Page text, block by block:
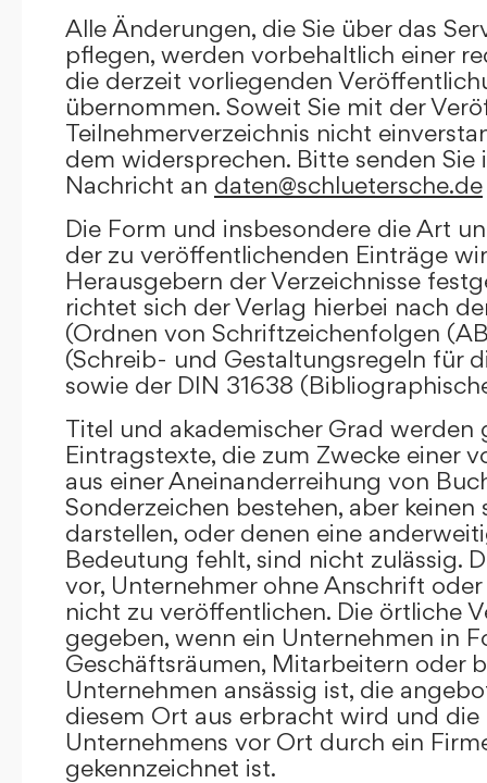
Alle Änderungen, die Sie über das
pflegen, werden vorbehaltlich einer
die derzeit vorliegenden
übernommen. Soweit Sie mit der
Teilnehmerverzeichnis nicht
dem widersprechen. Bitte senden Sie
Nachricht an daten@schluetersche.de
Die Form und insbesondere die Art
der zu veröffentlichenden Einträge
Herausgebern der Verzeichnisse
richtet sich der Verlag hierbei nach
(Ordnen von Schriftzeichenfolgen
(Schreib- und Gestaltungsregeln für
sowie der DIN 31638
Titel und akademischer Grad werden
Eintragstexte, die zum Zwecke einer
aus einer Aneinanderreihung von
Sonderzeichen bestehen, aber keinen
darstellen, oder denen eine
Bedeutung fehlt, sind nicht zulässig.
vor, Unternehmer ohne Anschrift
nicht zu veröffentlichen. Die örtliche
gegeben, wenn ein Unternehmen in
Geschäftsräumen, Mitarbeitern oder
Unternehmen ansässig ist, die
diesem Ort aus erbracht wird und die
Unternehmens vor Ort durch ein
gekennzeichnet ist.